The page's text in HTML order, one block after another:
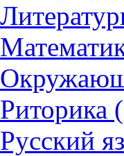
Риторика
Русский